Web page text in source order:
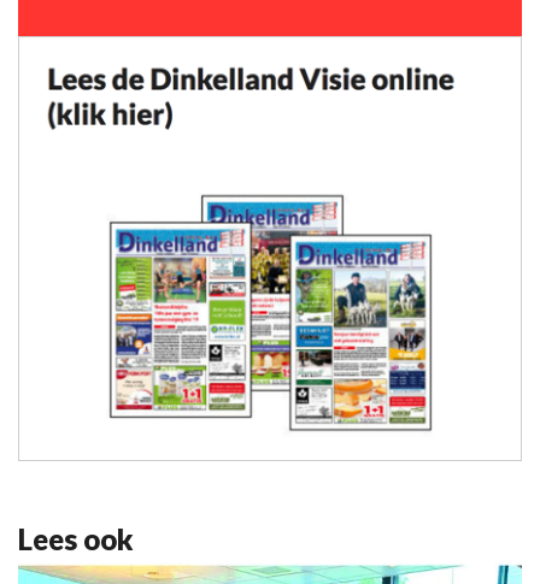
Lees ook